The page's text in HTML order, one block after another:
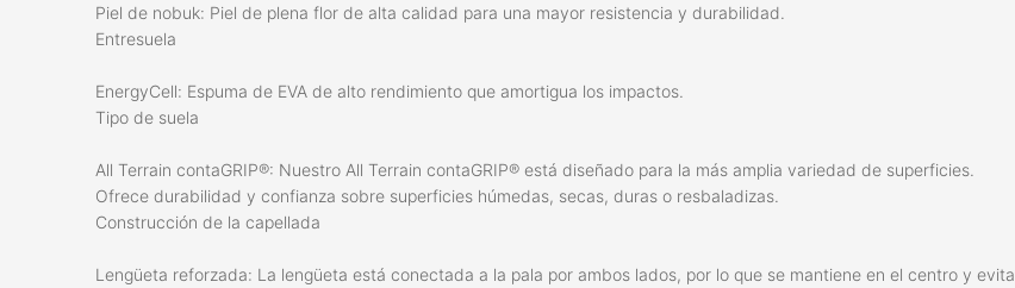
Piel de nobuk: Piel de plena flor de alta calidad para una mayor resistencia y durabilidad.
Entresuela
EnergyCell: Espuma de EVA de alto rendimiento que amortigua los impactos.
Tipo de suela
All Terrain contaGRIP®: Nuestro All Terrain contaGRIP® está diseñado para la más amplia variedad de superficies.
Ofrece durabilidad y confianza sobre superficies húmedas, secas, duras o resbaladizas.
Construcción de la capellada
Lengüeta reforzada: La lengüeta está conectada a la pala por ambos lados, por lo que se mantiene en el centro y evita